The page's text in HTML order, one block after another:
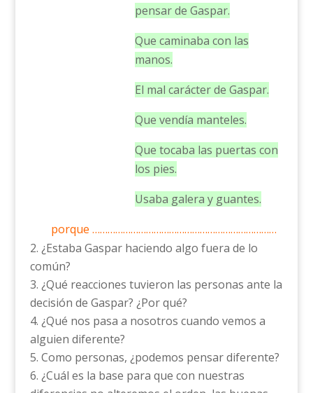
pensar de Gaspar.
Que caminaba con las
manos.
El mal carácter de Gaspar.
Que vendía manteles.
Que tocaba las puertas con
los pies.
Usaba galera y guantes.
porque ………………………………………………………………
¿Estaba Gaspar haciendo algo fuera de lo
común?
¿Qué reacciones tuvieron las personas ante la
decisión de Gaspar? ¿Por qué?
¿Qué nos pasa a nosotros cuando vemos a
alguien diferente?
Como personas, ¿podemos pensar diferente?
¿Cuál es la base para que con nuestras